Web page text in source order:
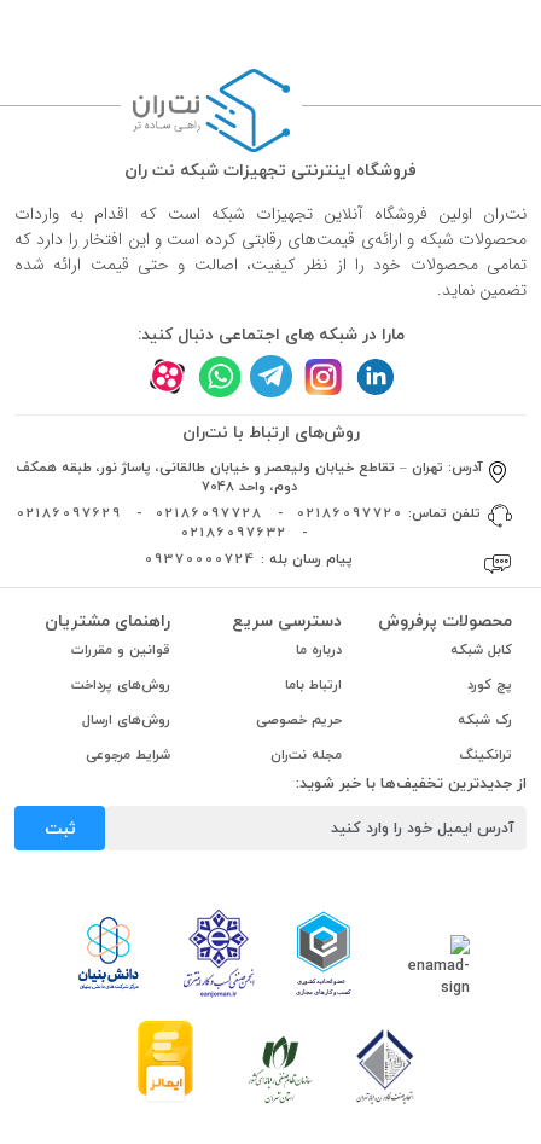
فروشگاه اینترنتی تجهیزات شبکه نت ران
نت‌ران اولین فروشگاه آنلاین تجهیزات شبکه است که اقدام به واردات
محصولات شبکه و ارائه‌ی قیمت‌های رقابتی کرده است و این افتخار را دارد که
تمامی محصولات خود را از نظر کیفیت، اصالت و حتی قیمت ارائه شده
تضمین نماید.
مارا در شبکه های اجتماعی دنبال کنید:
روش‌های ارتباط با نت‌ران
آدرس:تهران – تقاطع خیابان ولیعصر و خیابان طالقانی، پاساژ نور، طبقه همکف
دوم، واحد 7048
تلفن تماس:02186097720
02186097728
02186097629
02186097632
پیام رسان بله : 09370000724
محصولات پرفروش
کابل شبکه
پچ کورد
رک شبکه
ترانکینگ
دسترسی سریع
درباره ما
ارتباط باما
حریم خصوصی
مجله نت‌ران
راهنمای مشتریان
قوانین و مقررات
روش‌های پرداخت
روش‌های ارسال
شرایط مرجوعی
از جدیدترین تخفیف‌ها با خبر شوید:
ثبت